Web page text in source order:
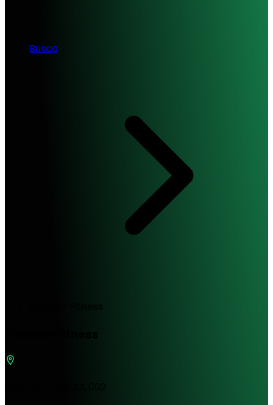
Busca
Envision Fitness